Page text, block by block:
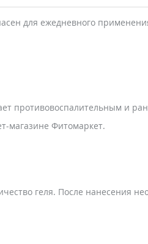
для ежедневного
противовоспалительным и
магазине Фитомаркет.
геля. После нанесения